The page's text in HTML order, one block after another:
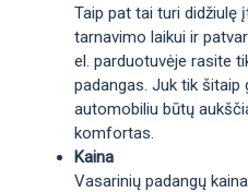
Taip pat tai turi didžiulę
tarnavimo laikui ir
el. parduotuvėje rasite
padangas. Juk tik šitaip
automobiliu būtų
komfortas.
Kaina
Vasarinių padangų